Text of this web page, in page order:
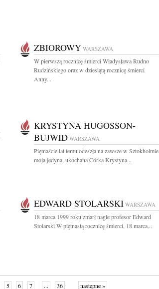
ZBIOROWY WARSZAWA
W pierwszą rocznicę śmierci Władysława Rudno
Rudzińskiego oraz w dziesiątą rocznicę śmierci
Anny...
KRYSTYNA HUGOSSON-
BUJWID WARSZAWA
Piętnaście lat temu odeszła na zawsze w Sztokholmie
moja jedyna, ukochana Córka Krystyna...
EDWARD STOLARSKI WARSZAWA
18 marca 1999 roku zmarł nagle profesor Edward
Stolarski W piętnastą rocznicę śmierci, 18 marca...
5 6 7 ... 36 następne »